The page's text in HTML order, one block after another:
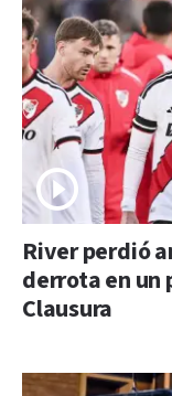
River perdió
derrota en un
Clausura